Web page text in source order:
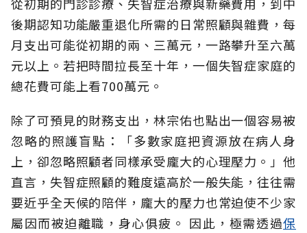
後期認知功能嚴重退化所需的日常照顧與雜費，每
月支出可能從初期的兩、三萬元，一路攀升至六萬
元以上。若把時間拉長至十年，一個失智症家庭的
總花費可能上看700萬元。
除了可預見的財務支出，林宗佑也點出一個容易被
忽略的照護盲點：「多數家庭把資源放在病人身
上，卻忽略照顧者同樣承受龐大的心理壓力。」他
直言，失智症照顧的難度遠高於一般失能，往往需
要近乎全天候的陪伴，龐大的壓力也常迫使不少家
屬因而被迫離職，身心俱疲。 因此，極需透過保